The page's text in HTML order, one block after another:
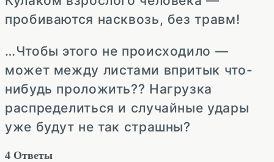
пробиваются насквозь, без травм!
…Чтобы этого не происходило —
может между листами впритык что-
нибудь проложить?? Нагрузка
распределиться и случайные удары
уже будут не так страшны?
4 Ответы